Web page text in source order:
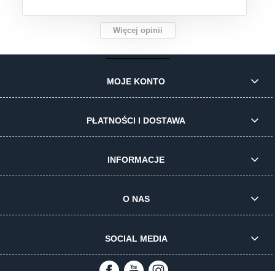
Więcej opinii
MOJE KONTO
PŁATNOŚCI I DOSTAWA
INFORMACJE
O NAS
SOCIAL MEDIA